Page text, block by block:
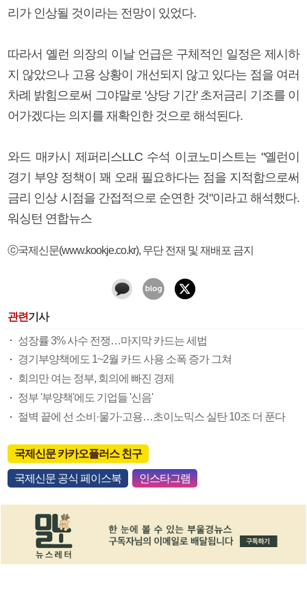
리가 인상될 것이라는 전망이 있었다.
따라서 옐런 의장의 이날 언급은 구체적인 일정은 제시하
지 않았으나 고용 상황이 개선되지 않고 있다는 점을 여러
차례 밝힘으로써 그야말로 '상당 기간' 초저금리 기조를 이
어가겠다는 의지를 재확인한 것으로 해석된다.
와드 매카시 제퍼리스LLC 수석 이코노미스트는 "옐런이
경기 부양 정책이 꽤 오래 필요하다는 점을 지적함으로써
금리 인상 시점을 간접적으로 순연한 것"이라고 해석했다.
워싱턴 연합뉴스
ⓒ국제신문(www.kookje.co.kr), 무단 전재 및 재배포 금지
관련기사
성장률 3% 사수 전쟁…마지막 카드는 세법
경기부양책에도 1~2월 카드 사용 소폭 증가 그쳐
회의만 여는 정부, 회의에 빠진 경제
정부 '부양책'에도 기업들 '신음'
절벽 끝에 선 소비·물가·고용…초이노믹스 실탄 10조 더 푼다
국제신문 카카오플러스 친구
국제신문 공식 페이스북 인스타그램